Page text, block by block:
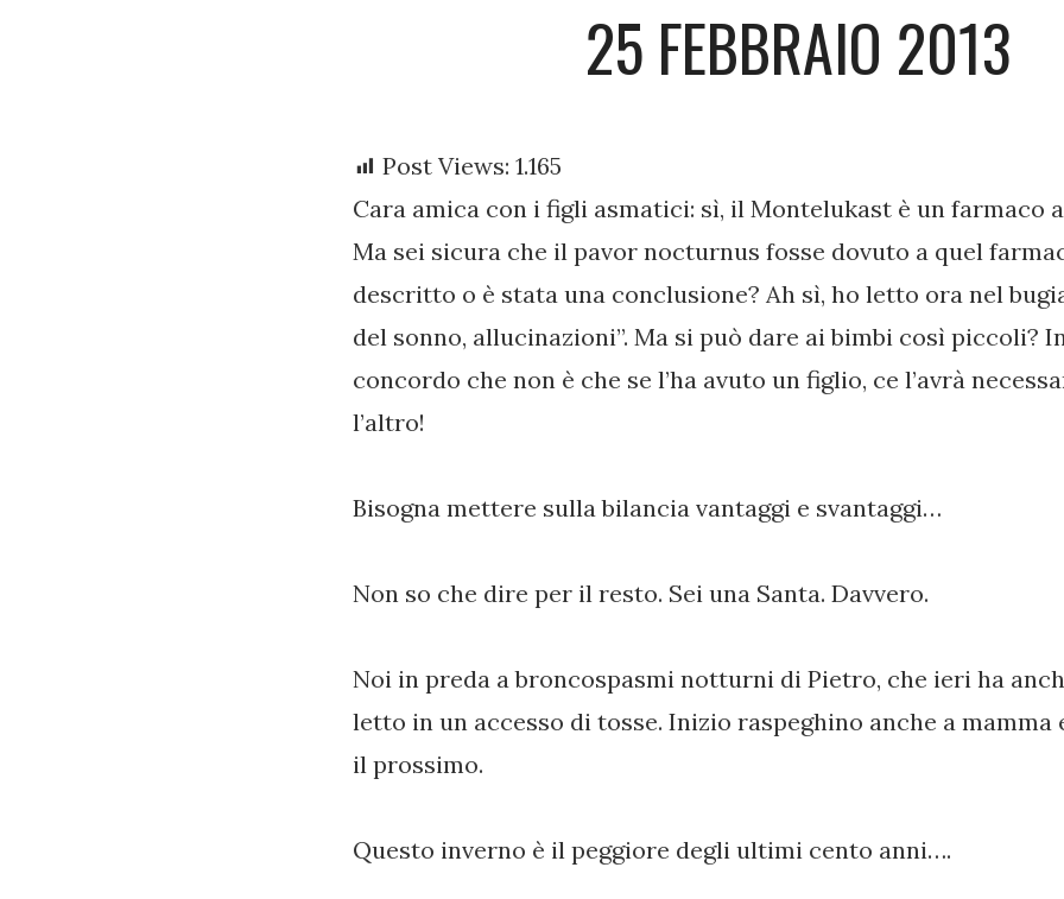
25 FEBBRAIO 2013
Post Views: 1.165
Cara amica con i figli asmatici: sì, il Montelukast è un farmaco
Ma sei sicura che il pavor nocturnus fosse dovuto a quel
descritto o è stata una conclusione? Ah sì, ho letto ora nel
del sonno, allucinazioni”. Ma si può dare ai bimbi così piccoli?
concordo che non è che se l’ha avuto un figlio, ce l’avrà
l’altro!
Bisogna mettere sulla bilancia vantaggi e svantaggi…
Non so che dire per il resto. Sei una Santa. Davvero.
Noi in preda a broncospasmi notturni di Pietro, che ieri ha
letto in un accesso di tosse. Inizio raspeghino anche a mamma
il prossimo.
Questo inverno è il peggiore degli ultimi cento anni….